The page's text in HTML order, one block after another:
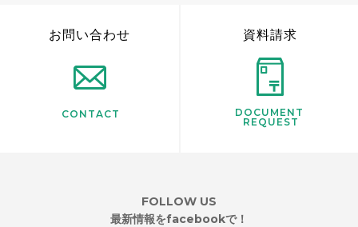
CONTACT
お問い合わせ
DOCUMENT
REQUEST
資料請求
FOLLOW US
最新情報をfacebookで！